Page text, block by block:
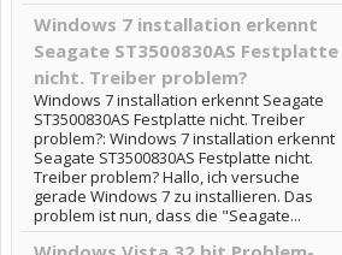
Windows 7 installation erkennt
Seagate ST3500830AS Festplatte
nicht. Treiber problem?
Windows 7 installation erkennt Seagate
ST3500830AS Festplatte nicht. Treiber
problem?: Windows 7 installation erkennt
Seagate ST3500830AS Festplatte nicht.
Treiber problem? Hallo, ich versuche
gerade Windows 7 zu installieren. Das
problem ist nun, dass die "Seagate...